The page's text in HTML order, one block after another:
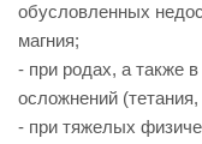
обусловленных
магния;
- при родах, а также
осложнений
- при тяжелых